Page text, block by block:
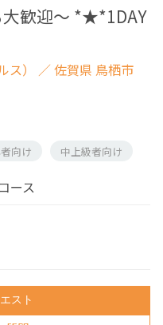
歓迎～ *★*1DAY
） ／ 佐賀県 鳥栖市
向け 中上級者向け
ース
スト